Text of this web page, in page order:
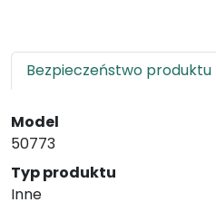
Bezpieczeństwo produktu
Model
50773
Typ produktu
Inne